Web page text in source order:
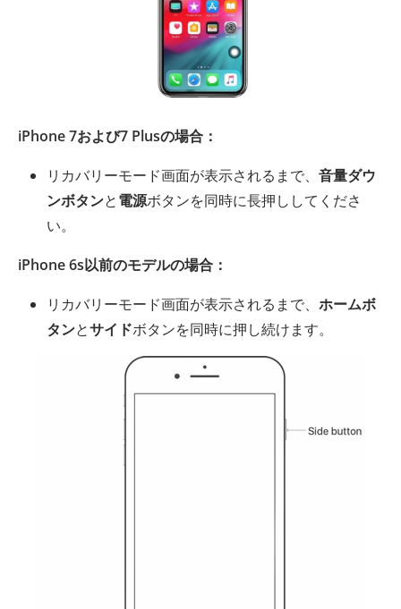
iPhone 7および7 Plusの場合：
リカバリーモード画面が表示されるまで、 音量ダウ
ンボタンと電源ボタンを同時に長押ししてくださ
い。
iPhone 6s以前のモデルの場合：
リカバリーモード画面が表示されるまで、 ホームボ
タンとサイドボタンを同時に押し続けます。